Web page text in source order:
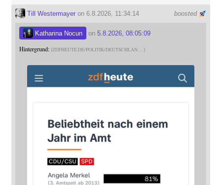
boosted
Till Westermayeron 6.8.2026, 11:34:14
Katharina Nocun on 5.8.2026, 08:05:09
Hintergrund: ZDFHEUTE.DE/POLITIK/DEUTSCHLAN